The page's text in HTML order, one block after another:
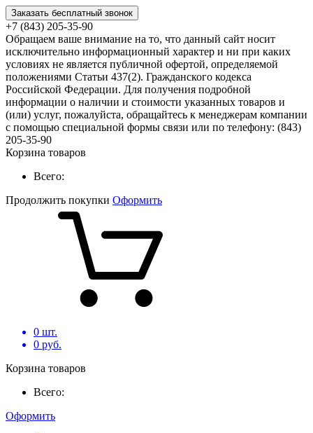
Заказать бесплатный звонок
+7 (843) 205-35-90
Обращаем ваше внимание на то, что данный сайт носит
исключительно информационный характер и ни при каких
условиях не является публичной офертой, определяемой
положениями Статьи 437(2). Гражданского кодекса
Российской Федерации. Для получения подробной
информации о наличии и стоимости указанных товаров и
(или) услуг, пожалуйста, обращайтесь к менеджерам компании
с помощью специальной формы связи или по телефону: (843)
205-35-90
Корзина товаров
Всего:
Продолжить покупки Оформить
0 шт.
0 руб.
Корзина товаров
Всего:
Оформить